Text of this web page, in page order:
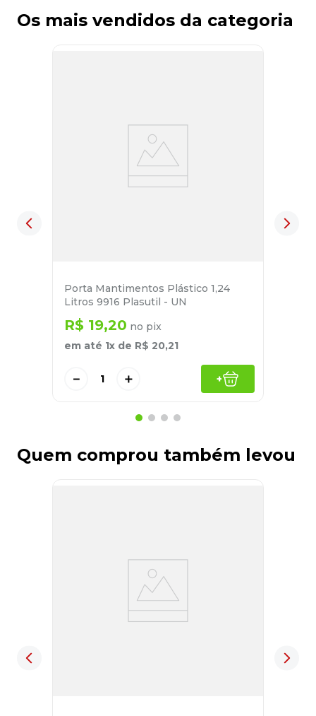
Os mais vendidos da categoria
Porta Mantimentos Plástico 1,24
Litros 9916 Plasutil - UN
R$ 19,20 no pix
em até 1x de R$ 20,21
＋
－ +
Quem comprou também levou